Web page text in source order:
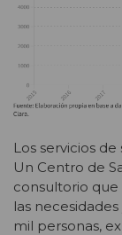
Los servicios
Un Centro de
consultorio
las
mil personas,